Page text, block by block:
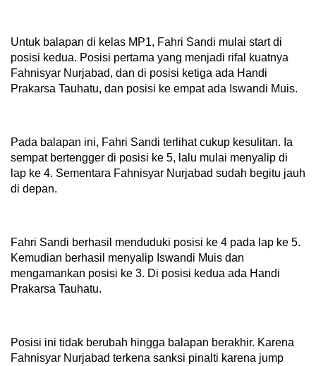
Untuk balapan di kelas MP1, Fahri Sandi mulai start di
posisi kedua. Posisi pertama yang menjadi rifal kuatnya
Fahnisyar Nurjabad, dan di posisi ketiga ada Handi
Prakarsa Tauhatu, dan posisi ke empat ada Iswandi Muis.
Pada balapan ini, Fahri Sandi terlihat cukup kesulitan. Ia
sempat bertengger di posisi ke 5, lalu mulai menyalip di
lap ke 4. Sementara Fahnisyar Nurjabad sudah begitu jauh
di depan.
Fahri Sandi berhasil menduduki posisi ke 4 pada lap ke 5.
Kemudian berhasil menyalip Iswandi Muis dan
mengamankan posisi ke 3. Di posisi kedua ada Handi
Prakarsa Tauhatu.
Posisi ini tidak berubah hingga balapan berakhir. Karena
Fahnisyar Nurjabad terkena sanksi pinalti karena jump